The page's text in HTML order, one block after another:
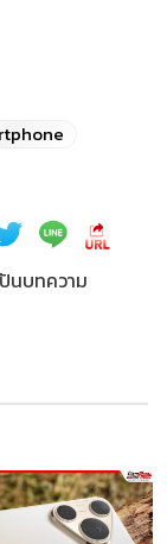
นบทความ